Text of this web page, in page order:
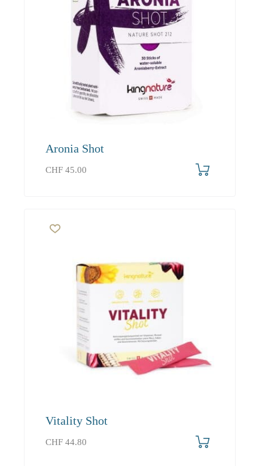
Aronia Shot
CHF 45.00
Vitality Shot
CHF 44.80